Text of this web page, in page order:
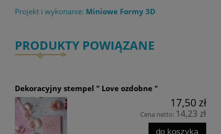
Projekt i wykonanie: Miniowe Formy 3D
PRODUKTY POWIĄZANE
Dekoracyjny stempel " Love ozdobne "
17,50 zł
Cena netto: 14,23 zł
do koszyka